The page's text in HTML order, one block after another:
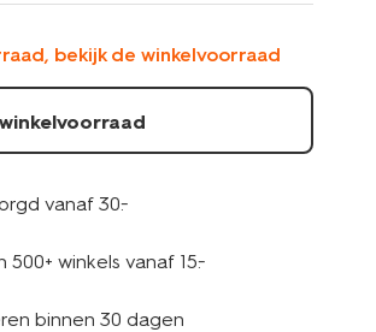
bekijk de winkelvoorraad
winkelvoorraad
vanaf 30.-
500+ winkels vanaf 15.-
binnen 30 dagen